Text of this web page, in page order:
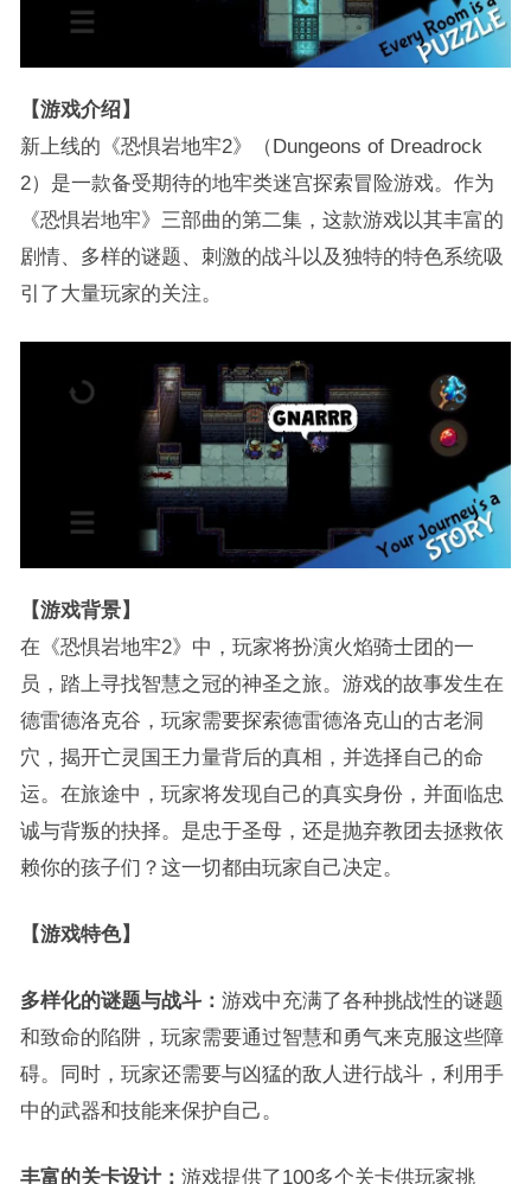
【游戏介绍】
新上线的《恐惧岩地牢2》（Dungeons of Dreadrock
2）是一款备受期待的地牢类迷宫探索冒险游戏。作为
《恐惧岩地牢》三部曲的第二集，这款游戏以其丰富的
剧情、多样的谜题、刺激的战斗以及独特的特色系统吸
引了大量玩家的关注。
【游戏背景】
在《恐惧岩地牢2》中，玩家将扮演火焰骑士团的一
员，踏上寻找智慧之冠的神圣之旅。游戏的故事发生在
德雷德洛克谷，玩家需要探索德雷德洛克山的古老洞
穴，揭开亡灵国王力量背后的真相，并选择自己的命
运。在旅途中，玩家将发现自己的真实身份，并面临忠
诚与背叛的抉择。是忠于圣母，还是抛弃教团去拯救依
赖你的孩子们？这一切都由玩家自己决定。
【游戏特色】
多样化的谜题与战斗： 游戏中充满了各种挑战性的谜题
和致命的陷阱，玩家需要通过智慧和勇气来克服这些障
碍。同时，玩家还需要与凶猛的敌人进行战斗，利用手
中的武器和技能来保护自己。
丰富的关卡设计： 游戏提供了100多个关卡供玩家挑